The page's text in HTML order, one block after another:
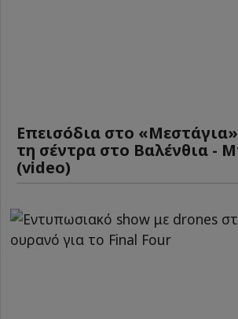
Επεισόδια στο
τη σέντρα στο Βαλένθια -
(video)